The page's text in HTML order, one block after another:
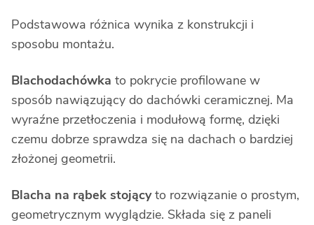
Podstawowa różnica wynika z konstrukcji i
sposobu montażu.
Blachodachówka to pokrycie profilowane w
sposób nawiązujący do dachówki ceramicznej. Ma
wyraźne przetłoczenia i modułową formę, dzięki
czemu dobrze sprawdza się na dachach o bardziej
złożonej geometrii.
Blacha na rąbek stojącyto rozwiązanie o prostym,
geometrycznym wyglądzie. Składa się z paneli